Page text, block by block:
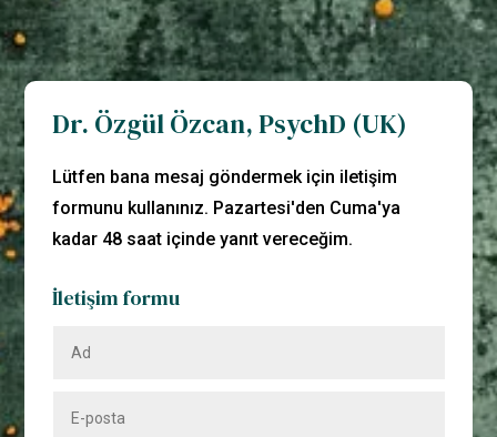
Dr. Özgül Özcan, PsychD (UK)
Lütfen bana mesaj göndermek için iletişim
formunu kullanınız. Pazartesi'den Cuma'ya
kadar 48 saat içinde yanıt vereceğim.
İletişim formu